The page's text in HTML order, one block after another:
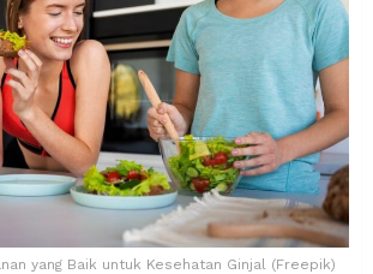
yang Baik untuk Kesehatan Ginjal (Freepik)